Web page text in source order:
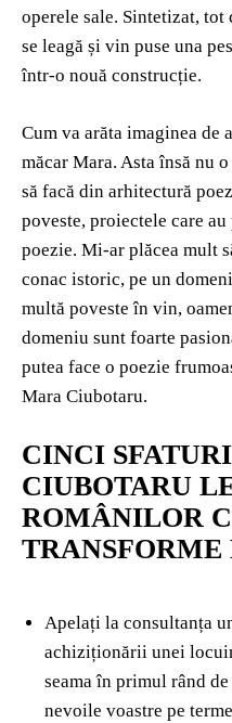
operele sale. Sintetizat, tot
se leagă și vin puse una
într-o nouă construcție.
Cum va arăta imaginea de
măcar Mara. Asta însă nu
să facă din arhitectură
poveste, proiectele care
poezie. Mi-ar plăcea mult
conac istoric, pe un
multă poveste în vin,
domeniu sunt foarte
putea face o poezie
Mara Ciubotaru.
CINCI
CIUBOTARU
ROMÂNILOR
Apelați la consultanța
achiziționării unei
seama în primul rând
nevoile voastre pe